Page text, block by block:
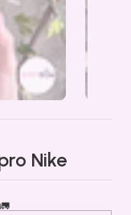
Nike